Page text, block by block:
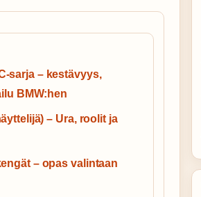
sarja – kestävyys,
BMW:hen
– Ura, roolit ja
– opas valintaan